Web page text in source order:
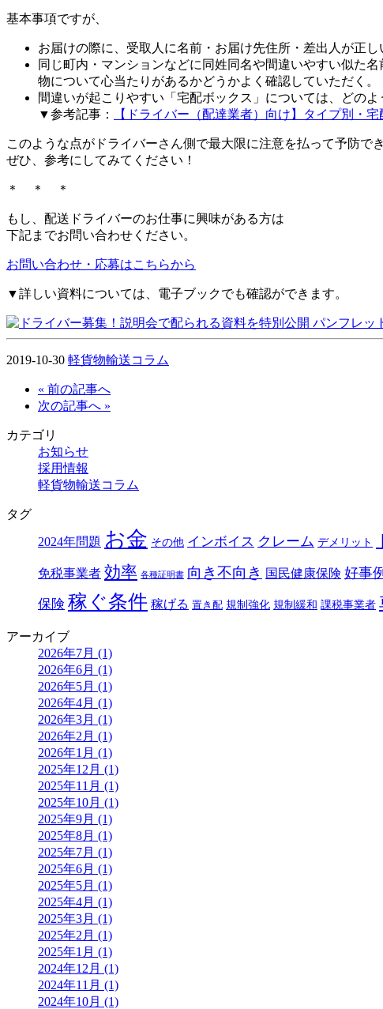
基本事項ですが、
お届けの際に、受取人に名前・お届け先住所・差出人が正し
同じ町内・マンションなどに同姓同名や間違いやすい似た
物について心当たりがあるかどうかよく確認していただく。
間違いが起こりやすい「宅配ボックス」については、どの
▼参考記事：
【ドライバー（配達業者）向け】タイプ別・
このような点がドライバーさん側で最大限に注意を払って予防で
ぜひ、参考にしてみてください！
＊ ＊ ＊
もし、配送ドライバーのお仕事に興味がある方は
下記までお問い合わせください。
お問い合わせ・応募はこちらから
▼詳しい資料については、電子ブックでも確認ができます。
2019-10-30 軽貨物輸送コラム
« 前の記事へ
次の記事へ »
カテゴリ
お知らせ
採用情報
軽貨物輸送コラム
タグ
2024年問題 お金 その他 インボイス クレーム デメリット
免税事業者 効率 各種証明書 向き不向き 国民健康保険 好事例
保険 稼ぐ条件 稼げる 置き配 規制強化 規制緩和 課税事業者
アーカイブ
2026年7月 (1)
2026年6月 (1)
2026年5月 (1)
2026年4月 (1)
2026年3月 (1)
2026年2月 (1)
2026年1月 (1)
2025年12月 (1)
2025年11月 (1)
2025年10月 (1)
2025年9月 (1)
2025年8月 (1)
2025年7月 (1)
2025年6月 (1)
2025年5月 (1)
2025年4月 (1)
2025年3月 (1)
2025年2月 (1)
2025年1月 (1)
2024年12月 (1)
2024年11月 (1)
2024年10月 (1)